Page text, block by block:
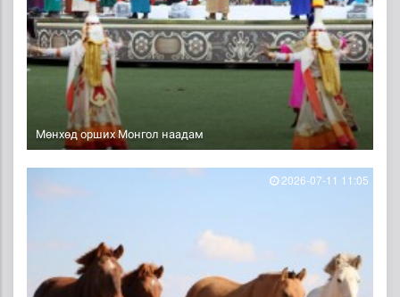
Мөнхөд орших Монгол наадам
2026-07-11 11:05